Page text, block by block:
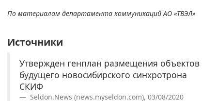
По материалам департамента коммуникаций АО «ТВЭЛ»
Источники
Утвержден генплан размещения объектов
будущего новосибирского синхротрона
СКИФ
Seldon.News (news.myseldon.com), 03/08/2020